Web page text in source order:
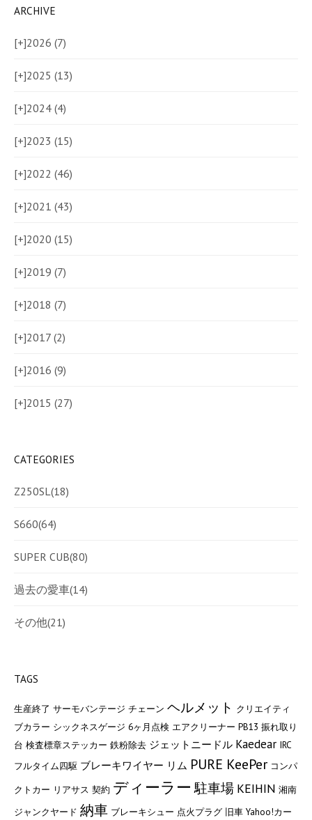
ARCHIVE
[+]2026 (7)
[+]2025 (13)
[+]2024 (4)
[+]2023 (15)
[+]2022 (46)
[+]2021 (43)
[+]2020 (15)
[+]2019 (7)
[+]2018 (7)
[+]2017 (2)
[+]2016 (9)
[+]2015 (27)
CATEGORIES
Z250SL(18)
S660(64)
SUPER CUB(80)
過去の愛車(14)
その他(21)
TAGS
生産終了 サーモバンテージ チェーン ヘルメット クリエイティ
ブカラー シックネスゲージ 6ヶ月点検 エアクリーナー PB13 振れ取り
台 検査標章ステッカー 鉄粉除去 ジェットニードル Kaedear IRC
フルタイム四駆 ブレーキワイヤー リム PURE KeePer コンパ
クトカー リアサス 契約 ディーラー 駐車場 KEIHIN 湘南
ジャンクヤード 納車 ブレーキシュー 点火プラグ 旧車 Yahoo!カー